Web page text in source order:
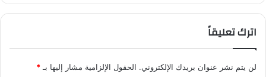
اترك تعليقاً
لن يتم نشر عنوان بريدك الإلكتروني. الحقول الإلزامية مشار إليها بـ *